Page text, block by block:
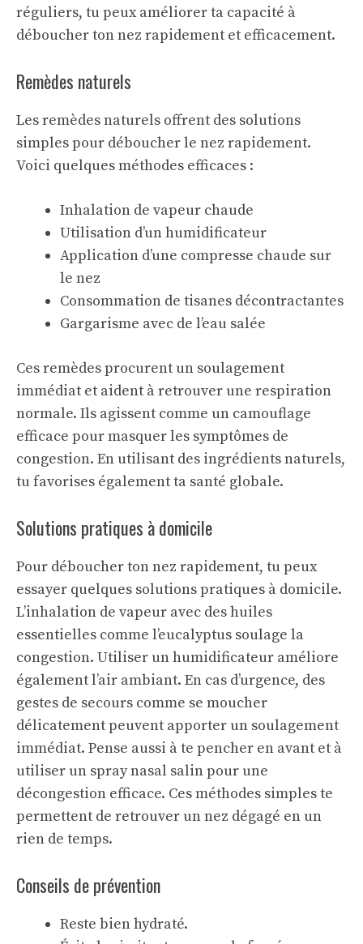
réguliers, tu peux améliorer ta capacité à
déboucher ton nez rapidement et efficacement.
Remèdes naturels
Les remèdes naturels offrent des solutions
simples pour déboucher le nez rapidement.
Voici quelques méthodes efficaces :
Inhalation de vapeur chaude
Utilisation d’un humidificateur
Application d’une compresse chaude sur
le nez
Consommation de tisanes décontractantes
Gargarisme avec de l’eau salée
Ces remèdes procurent un soulagement
immédiat et aident à retrouver une respiration
normale. Ils agissent comme un camouflage
efficace pour masquer les symptômes de
congestion. En utilisant des ingrédients naturels,
tu favorises également ta santé globale.
Solutions pratiques à domicile
Pour déboucher ton nez rapidement, tu peux
essayer quelques solutions pratiques à domicile.
L’inhalation de vapeur avec des huiles
essentielles comme l’eucalyptus soulage la
congestion. Utiliser un humidificateur améliore
également l’air ambiant. En cas d’urgence, des
gestes de secours comme se moucher
délicatement peuvent apporter un soulagement
immédiat. Pense aussi à te pencher en avant et à
utiliser un spray nasal salin pour une
décongestion efficace. Ces méthodes simples te
permettent de retrouver un nez dégagé en un
rien de temps.
Conseils de prévention
Reste bien hydraté.